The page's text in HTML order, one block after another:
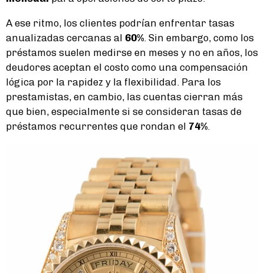
A ese ritmo, los clientes podrían enfrentar tasas
anualizadas cercanas al 60% . Sin embargo, como los
préstamos suelen medirse en meses y no en años, los
deudores aceptan el costo como una compensación
lógica por la rapidez y la flexibilidad. Para los
prestamistas, en cambio, las cuentas cierran más
que bien, especialmente si se consideran tasas de
préstamos recurrentes que rondan el 74%